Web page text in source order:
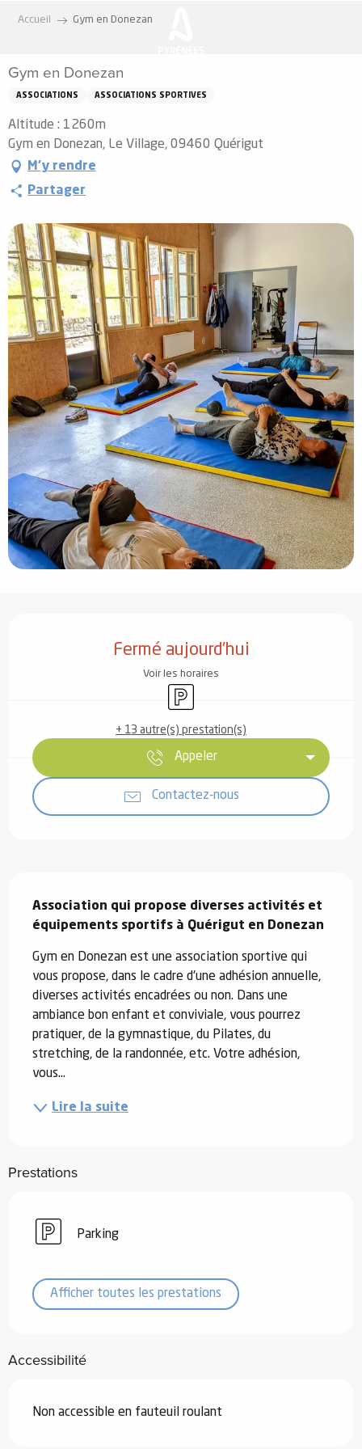
principal
Accueil Gym en Donezan
Gym en Donezan
ASSOCIATIONS ASSOCIATIONS SPORTIVES
Altitude : 1260m
Gym en Donezan, Le Village, 09460 Quérigut
M'y rendre
Partager
Fermé aujourd'hui
Voir les horaires
Parking
+ 13 autre(s) prestation(s)
Appeler
Contactez-nous
Association qui propose diverses activités et
équipements sportifs à Quérigut en Donezan
Gym en Donezan est une association sportive qui
vous propose, dans le cadre d'une adhésion annuelle,
diverses activités encadrées ou non. Dans une
ambiance bon enfant et conviviale, vous pourrez
pratiquer, de la gymnastique, du Pilates, du
stretching, de la randonnée, etc. Votre adhésion,
vous...
Lire la suite
Prestations
Parking
Afficher toutes les prestations
Accessibilité
Non accessible en fauteuil roulant